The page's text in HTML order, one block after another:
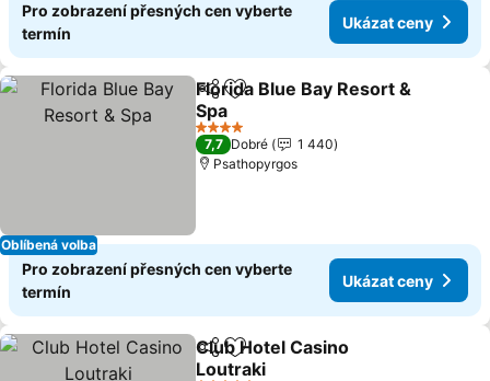
Pro zobrazení přesných cen vyberte
termín
Ukázat ceny
Oblíbená volba
SdíletPřidat na seznam oblíbených
Florida Blue Bay Resort &
Spa
4 Počet hvězdiček
7,7 Dobré
1 440
Psathopyrgos
Pro zobrazení přesných cen vyberte
termín
Ukázat ceny
SdíletPřidat na seznam oblíbených
Club Hotel Casino
Loutraki